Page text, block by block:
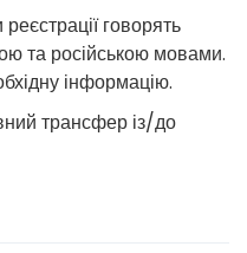
говорять
та російською мовами.
інформацію.
трансфер із/до